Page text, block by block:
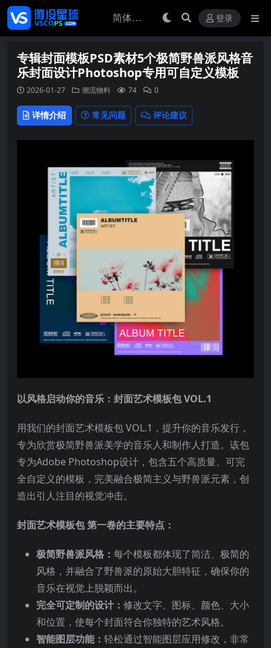
登录
专辑封面模板PSD素材5个极简野兽派风格音
乐封面设计Photoshop专用可自定义模板
2026-01-27 潮流物料 74 0
详情介绍 常见问题 评论建议
以风格启动你的音乐：封面艺术模板包 VOL.1
用我们的封面艺术模板包 VOL.1，提升你的音乐发行，
专为欣赏极简野兽派美学的音乐人和制作人打造。该包
专为Adobe Photoshop设计，包含五个高质量、可完
全自定义的模板，完美融合极简主义与野兽派元素，创
造出引人注目的视觉冲击。
封面艺术模板包 第一卷的主要特点：
极简野兽派风格： 每个模板都体现了简洁、极简的
风格，并融合了野兽派的原始大胆特征，确保你的
音乐在视觉上脱颖而出。
完全可定制的设计： 修改文字、图标、颜色、大小
和位置，使每个封面符合你独特的艺术风格。
智能图层功能： 轻松通过智能图层应用修改，非常